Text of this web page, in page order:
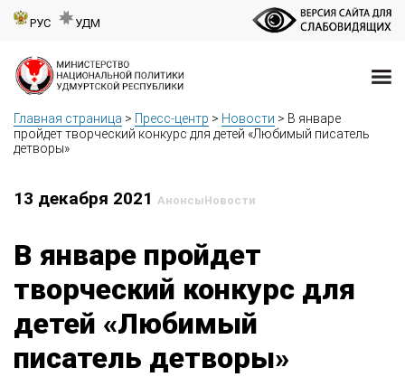
РУС УДМ
Главная страница > Пресс-центр > Новости > В январе
пройдет творческий конкурс для детей «Любимый писатель
детворы»
13 декабря 2021 АнонсыНовости
В январе пройдет
творческий конкурс для
детей «Любимый
писатель детворы»